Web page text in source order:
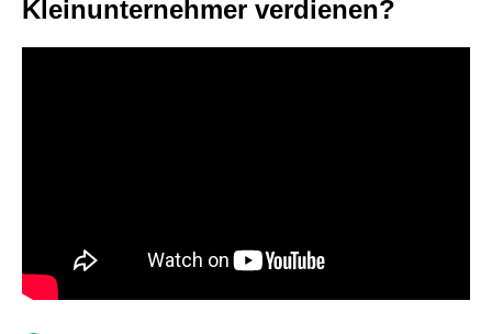
Kleinunternehmer verdienen?